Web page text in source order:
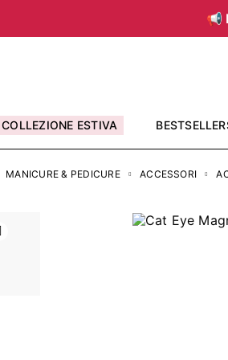
📢
COLLEZIONE ESTIVA
MANICURE & PEDICURE ACCESSORI